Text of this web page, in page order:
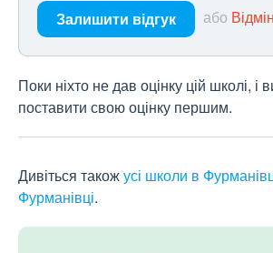
Залишити відгук або
Поки ніхто не дав оцінку цій школі, і
поставити свою оцінку першим.
Дивіться такожусі школи в
Фурманівці.